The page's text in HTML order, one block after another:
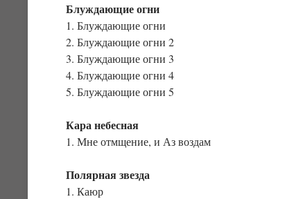
Блуждающие огни
1. Блуждающие огни
2. Блуждающие огни 2
3. Блуждающие огни 3
4. Блуждающие огни 4
5. Блуждающие огни 5
Кара небесная
1. Мне отмщение, и Аз воздам
Полярная звезда
1. Каюр